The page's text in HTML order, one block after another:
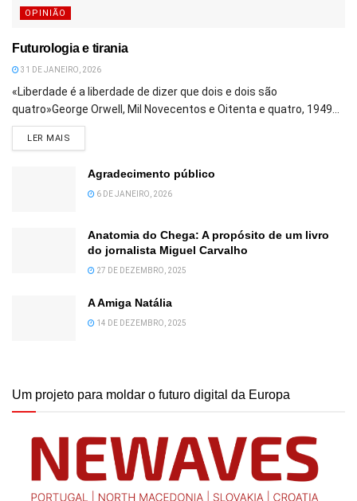
OPINIÃO
Futurologia e tirania
31 DE JANEIRO, 2026
«Liberdade é a liberdade de dizer que dois e dois são
quatro»George Orwell, Mil Novecentos e Oitenta e quatro, 1949...
LER MAIS
Agradecimento público
6 DE JANEIRO, 2026
Anatomia do Chega: A propósito de um livro
do jornalista Miguel Carvalho
27 DE DEZEMBRO, 2025
A Amiga Natália
14 DE DEZEMBRO, 2025
Um projeto para moldar o futuro digital da Europa